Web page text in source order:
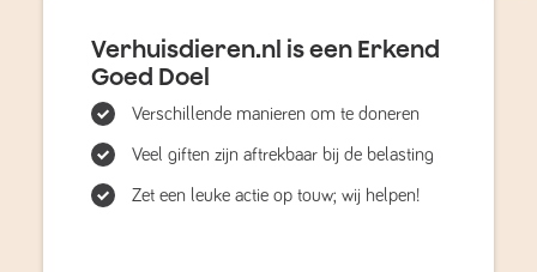
Verhuisdieren.nl is een Erkend
Goed Doel
Verschillende manieren om te doneren
Veel giften zijn aftrekbaar bij de belasting
Zet een leuke actie op touw; wij helpen!